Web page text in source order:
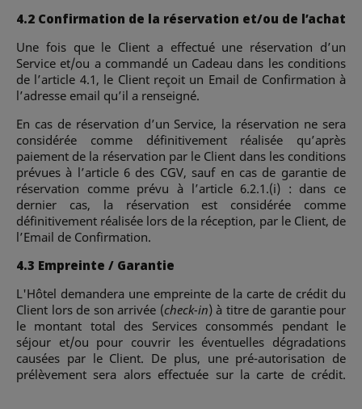
4.2 Confirmation de la réservation et/ou de l’achat
Une fois que le Client a effectué une réservation d’un
Service et/ou a commandé un Cadeau dans les conditions
de l’article 4.1, le Client reçoit un Email de Confirmation à
l’adresse email qu’il a renseigné.
En cas de réservation d’un Service, la réservation ne sera
considérée comme définitivement réalisée qu’après
paiement de la réservation par le Client dans les conditions
prévues à l’article 6 des CGV, sauf en cas de garantie de
réservation comme prévu à l’article 6.2.1.(i) : dans ce
dernier cas, la réservation est considérée comme
définitivement réalisée lors de la réception, par le Client, de
l’Email de Confirmation.
4.3 Empreinte / Garantie
L'Hôtel demandera une empreinte de la carte de crédit du
Client lors de son arrivée (check-in) à titre de garantie pour
le montant total des Services consommés pendant le
séjour et/ou pour couvrir les éventuelles dégradations
causées par le Client. De plus, une pré-autorisation de
prélèvement sera alors effectuée sur la carte de crédit.